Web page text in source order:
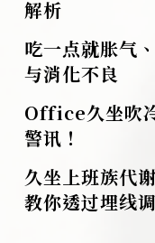
解析
吃一点就胀气
与消化不良
Office久坐吹
警讯！
久坐上班族代
教你透过埋线